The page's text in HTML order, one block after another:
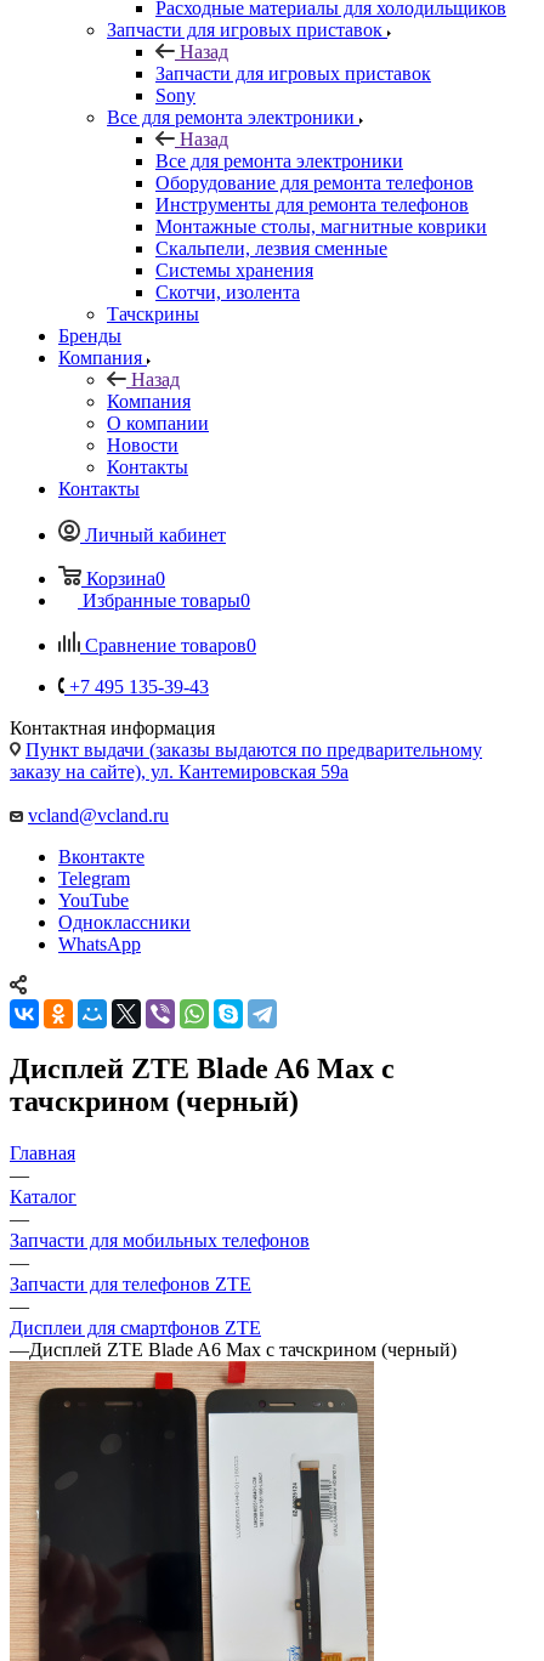
Запчасти для игровых приставок
Назад
Запчасти для игровых приставок
Sony
Все для ремонта электроники
Назад
Все для ремонта электроники
Оборудование для ремонта телефонов
Инструменты для ремонта телефонов
Монтажные столы, магнитные коврики
Скальпели, лезвия сменные
Системы хранения
Скотчи, изолента
Тачскрины
Бренды
Компания
Назад
Компания
О компании
Новости
Контакты
Контакты
Избранные товары
Пункт выдачи (заказы выдаются по предварительному
заказу на сайте), ул. Кантемировская 59а
Telegram
YouTube
Одноклассники
WhatsApp
Дисплей ZTE Blade A6 Max с
тачскрином (черный)
—
Каталог
—
Запчасти для мобильных телефонов
—
Запчасти для телефонов ZTE
—
Дисплеи для смартфонов ZTE
—Дисплей ZTE Blade A6 Max с тачскрином (черный)